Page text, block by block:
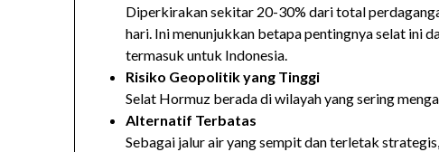
Diperkirakan sekitar 20-30% dari total
hari. Ini menunjukkan betapa pentingnya selat ini
termasuk untuk Indonesia.
Risiko Geopolitik yang Tinggi
Selat Hormuz berada di wilayah yang sering
Alternatif Terbatas
Sebagai jalur air yang sempit dan terletak